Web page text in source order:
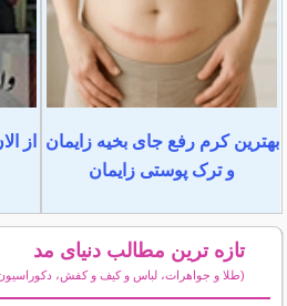
بهترین کرم رفع جای بخیه زایمان
و ترک پوستی زایمان
از
تازه ترین مطالب دنیای مد
(طلا و جواهرات، لباس و کیف و کفش،